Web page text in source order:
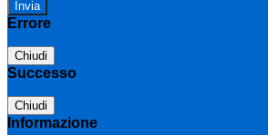
Errore
Chiudi
Successo
Chiudi
Informazione